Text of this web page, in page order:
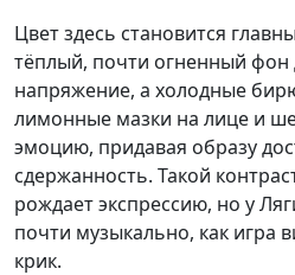
Цвет здесь становится
тёплый, почти огненный фон
напряжение, а холодные
лимонные мазки на лице и
эмоцию, придавая образу
сдержанность. Такой
рождает экспрессию, но у
почти музыкально, как игра
крик.​